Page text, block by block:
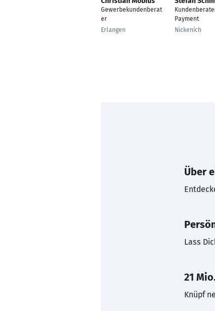
Gewerbekundenberat
er
Erlangen
Payment
Nickenich
Über
Lass
21
Knüpf